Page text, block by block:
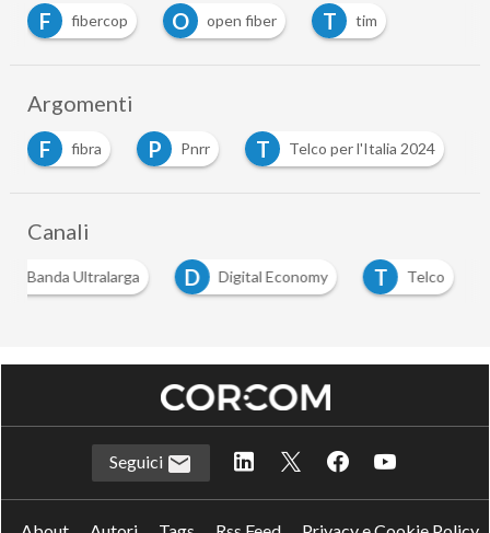
F
fibercop O open fiber T tim
Argomenti
F
fibra P Pnrr T Telco per l'Italia 2024
Canali
Banda Ultralarga D Digital Economy T Telco
Seguici